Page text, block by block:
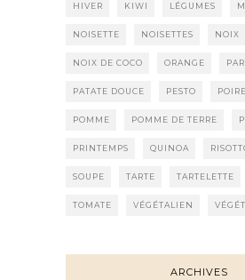
HIVER KIWI LÉGUMES
NOISETTE NOISETTES NOIX
NOIX DE COCO ORANGE
PATATE DOUCE PESTO
POMME POMME DE TERRE
PRINTEMPS QUINOA
SOUPE TARTE TARTELETTE
TOMATE VÉGÉTALIEN
ARCHIVES